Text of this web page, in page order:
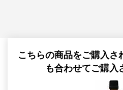
こちらの商品をご購入さ
も合わせてご購入